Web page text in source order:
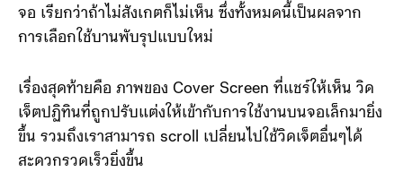
จอ เรียกว่าถ้าไม่สังเกตก็ไม่เห็น ซึ่งทั้งหมดนี้เป็นผลจาก
การเลือกใช้บานพับรุปแบบใหม่
เรื่องสุดท้ายคือ ภาพของ Cover Screen ที่แชร์ให้เห็น วิด
เจ็ตปฏิทินที่ถูกปรับแต่งให้เข้ากับการใช้งานบนจอเล็กมายิ่ง
ขึ้น รวมถึงเราสามารถ scroll เปลี่ยนไปใช้วิดเจ็ตอื่นๆได้
สะดวกรวดเร็วยิ่งขึ้น